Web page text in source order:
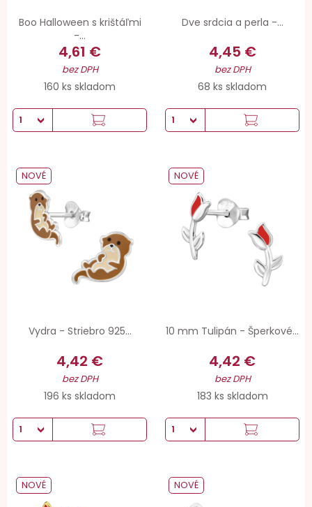
Boo Halloween s krištáľmi
-...
4,61 €
bez DPH
160 ks skladom
Dve srdcia a perla -...
4,45 €
bez DPH
68 ks skladom
Vydra - Striebro 925...
4,42 €
bez DPH
196 ks skladom
NOVÉ
10 mm Tulipán - Šperkové...
4,42 €
bez DPH
183 ks skladom
NOVÉ
NOVÉ NOVÉ